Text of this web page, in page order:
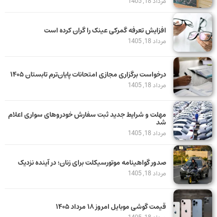
افزایش تعرفه گمرکی عینک را گران کرده است
مرداد 18, 1405
درخواست برگزاری مجازی امتحانات پایان‌ترم تابستان ۱۴۰۵
مرداد 18, 1405
مهلت و شرایط جدید ثبت سفارش خودروهای سواری اعلام
شد
مرداد 18, 1405
صدور گواهینامه موتورسیکلت برای زنان؛ در آینده نزدیک
مرداد 18, 1405
قیمت گوشی موبایل امروز ۱۸ مرداد ۱۴۰۵